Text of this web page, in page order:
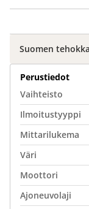
Suomen
Perustiedot
Vaihteisto
Ilmoitustyyppi
Mittarilukema
Väri
Moottori
Ajoneuvolaji